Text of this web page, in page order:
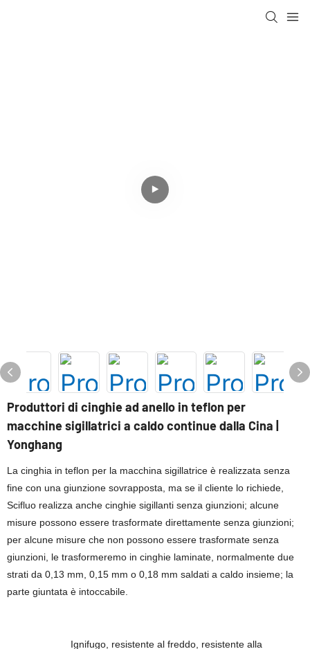
Produttori di cinghie ad anello in teflon per
macchine sigillatrici a caldo continue dalla Cina |
Yonghang
La cinghia in teflon per la macchina sigillatrice è realizzata senza
fine con una giunzione sovrapposta, ma se il cliente lo richiede,
Scifluo realizza anche cinghie sigillanti senza giunzioni; alcune
misure possono essere trasformate direttamente senza giunzioni;
per alcune misure che non possono essere trasformate senza
giunzioni, le trasformeremo in cinghie laminate, normalmente due
strati da 0,13 mm, 0,15 mm o 0,18 mm saldati a caldo insieme; la
parte giuntata è intoccabile.
Ignifugo, resistente al freddo, resistente alla